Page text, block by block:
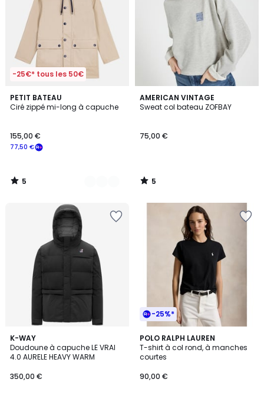
-25€* tous les 50€
PETIT BATEAU
Ciré zippé mi-long à capuche
77,50 €
155,00 €
5
/
2
Couleurs
5
/
AMERICAN VINTAGE
Sweat col bateau ZOFBAY
75,00 €
5
/
5
/
K-WAY
Doudoune à capuche LE VRAI
4.0 AURELE HEAVY WARM
350,00 €
-25%*
POLO RALPH LAUREN
T-shirt à col rond, à manches
courtes
90,00 €
4,7
/ 5
3
Couleurs